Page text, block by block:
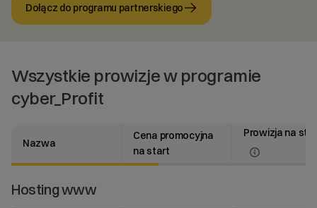
Dołącz do programu partnerskiego
Wszystkie prowizje w programie
cyber_Profit
Nazwa
Cena promocyjna
na start
Prowizja na
Hosting www